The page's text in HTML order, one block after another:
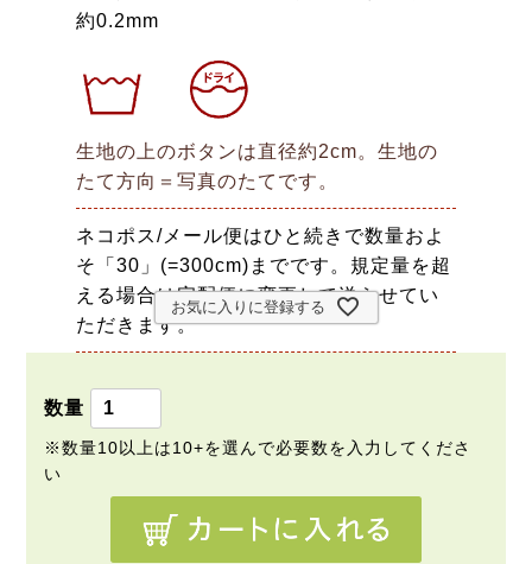
約0.2mm
生地の上のボタンは直径約2cm。生地の
たて方向＝写真のたてです。
ネコポス/メール便はひと続きで数量およ
そ「30」(=300cm)までです。規定量を超
える場合は宅配便に変更して送らせてい
ただきます。
お気に入りに登録する